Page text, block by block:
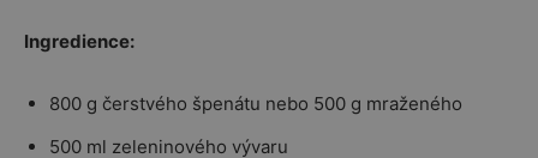
Ingredience:
800 g čerstvého špenátu nebo 500 g mraženého
500 ml zeleninového vývaru